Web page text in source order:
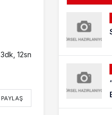
3dk, 12sn
PAYLAŞ